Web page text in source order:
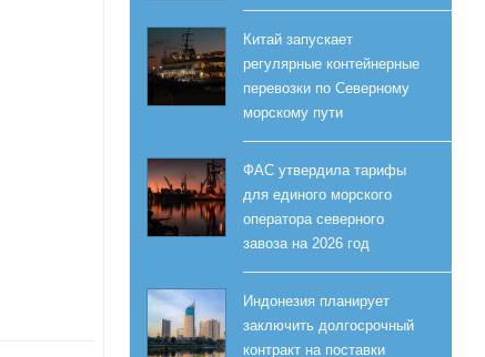
Китай запускает
регулярные контейнерные
перевозки по Северному
морскому пути
ФАС утвердила тарифы
для единого морского
оператора северного
завоза на 2026 год
Индонезия планирует
заключить долгосрочный
контракт на поставки